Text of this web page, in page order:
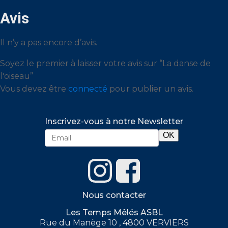
Avis
Il n’y a pas encore d’avis.
Soyez le premier à laisser votre avis sur “La danse de
l'oiseau”
Vous devez être connecté pour publier un avis.
Inscrivez-vous à notre Newsletter
Nous contacter
Les Temps Mêlés ASBL
Rue du Manège 10 , 4800 VERVIERS